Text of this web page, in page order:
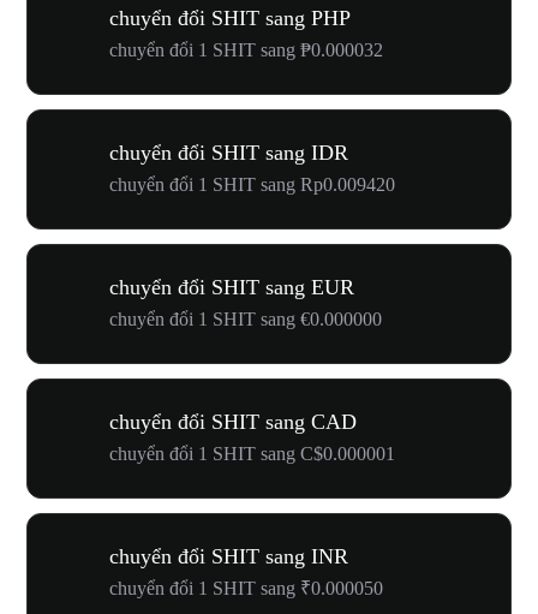
chuyển đổi SHIT sang PHP
chuyển đổi 1 SHIT sang ₱0.000032
chuyển đổi SHIT sang IDR
chuyển đổi 1 SHIT sang Rp0.009420
chuyển đổi SHIT sang EUR
chuyển đổi 1 SHIT sang €0.000000
chuyển đổi SHIT sang CAD
chuyển đổi 1 SHIT sang C$0.000001
chuyển đổi SHIT sang INR
chuyển đổi 1 SHIT sang ₹0.000050